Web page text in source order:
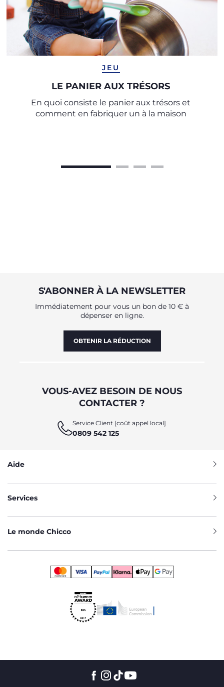
JEU
LE PANIER AUX TRÉSORS
En quoi consiste le panier aux trésors et
comment en fabriquer un à la maison
S'ABONNER À LA NEWSLETTER
Immédiatement pour vous un bon de 10 € à
dépenser en ligne.
OBTENIR LA RÉDUCTION
VOUS-AVEZ BESOIN DE NOUS
CONTACTER ?
Service Client [coût appel local]
0809 542 125
Aide
Services
Le monde Chicco